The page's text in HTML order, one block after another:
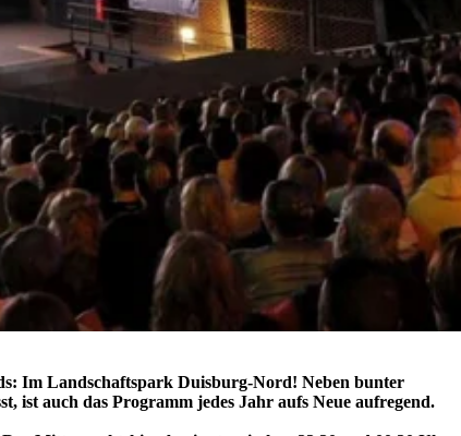
Im Landschaftspark Duisburg-Nord! Neben bunter
ist auch das Programm jedes Jahr aufs Neue aufregend.